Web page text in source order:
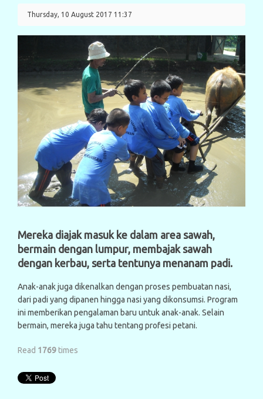
Thursday, 10 August 2017 11:37
Mereka diajak masuk ke dalam area sawah,
bermain dengan lumpur, membajak sawah
dengan kerbau, serta tentunya menanam padi.
Anak-anak juga dikenalkan dengan proses pembuatan nasi,
dari padi yang dipanen hingga nasi yang dikonsumsi. Program
ini memberikan pengalaman baru untuk anak-anak. Selain
bermain, mereka juga tahu tentang profesi petani.
Read 1769 times